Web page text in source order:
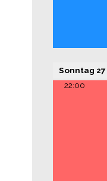
Sonntag 27
22:00